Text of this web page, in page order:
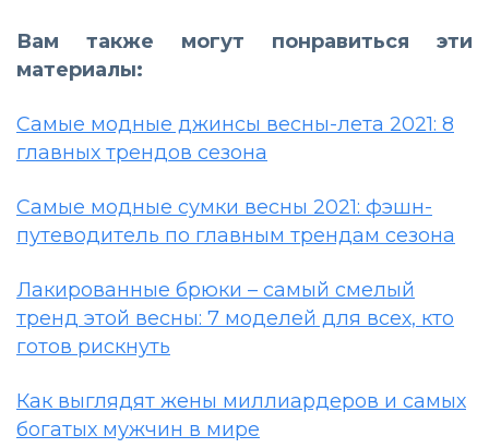
Вам также могут понравиться эти
материалы:
Самые модные джинсы весны-лета 2021: 8
главных трендов сезона
Самые модные сумки весны 2021: фэшн-
путеводитель по главным трендам сезона
Лакированные брюки – самый смелый
тренд этой весны: 7 моделей для всех, кто
готов рискнуть
Как выглядят жены миллиардеров и самых
богатых мужчин в мире